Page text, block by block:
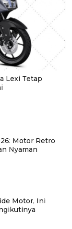
Lexi Tetap
Motor Retro
Nyaman
Motor, Ini